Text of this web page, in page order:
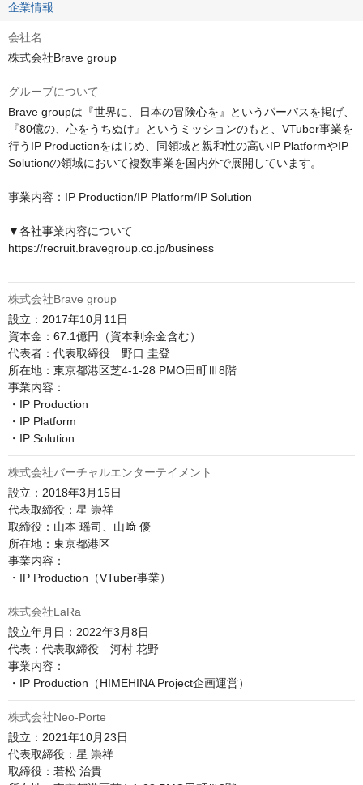
企業情報
会社名
株式会社Brave group
グループについて
Brave groupは『世界に、日本の冒険心を』というパーパスを掲げ、
『80億の、心をうちぬけ』というミッションのもと、VTuber事業を
行うIP Productionをはじめ、同領域と親和性の高いIP PlatformやIP
Solutionの領域において複数事業を国内外で展開しています。
事業内容：IP Production/IP Platform/IP Solution
▼各社事業内容について
https://recruit.bravegroup.co.jp/business
株式会社Brave group
設立：2017年10月11日
資本金：67.1億円（資本剰余金含む）
代表者：代表取締役　野口 圭登
所在地：東京都港区芝4-1-28 PMO田町Ⅲ8階
事業内容：
・IP Production
・IP Platform
株式会社バーチャルエンターテイメント
設立：2018年3月15日
代表取締役：星 崇祥
取締役：山本 瑶司、山﨑 優
所在地：東京都港区
事業内容：
・IP Production（VTuber事業）
株式会社LaRa
設立年月日：2022年3月8日
代表：代表取締役　河村 花野
事業内容：
・IP Production（HIMEHINA Project企画運営）
株式会社Neo-Porte
設立：2021年10月23日
代表取締役：星 崇祥
取締役：若松 治貴